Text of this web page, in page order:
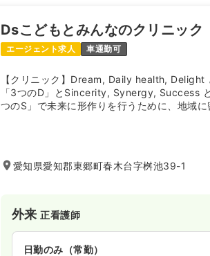
Dsこどもとみんなのクリニック
エージェント求人 車通勤可
【クリニック】Dream, Daily health, Delight
「3つのD」とSincerity, Synergy, Success
つのS」で未来に形作りを行うために、地域に
愛知県愛知郡東郷町春木台字桝池39-1
外来正看護師
日勤のみ（常勤）